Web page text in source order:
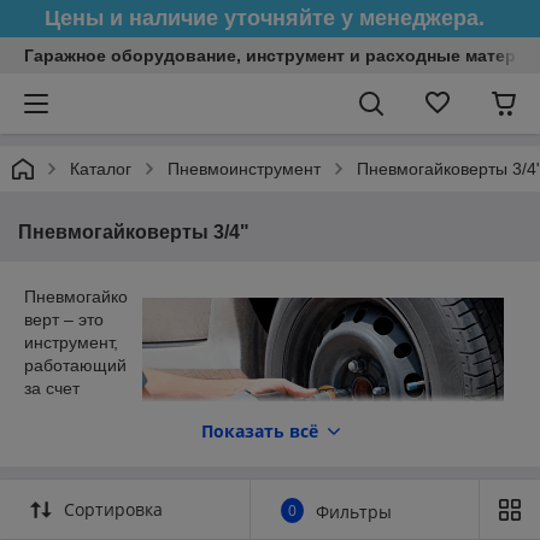
Цены и наличие уточняйте у менеджера.
Гаражное оборудование, инструмент и расходные
Каталог Пневмоинструмент Пневмогайковерты 3/
Пневмогайковерты 3/4"
Пневмогайко
верт – это
инструмент,
работающий
за счет
высокий
крутящий
Показать всё
Сортировка 0 Фильтры